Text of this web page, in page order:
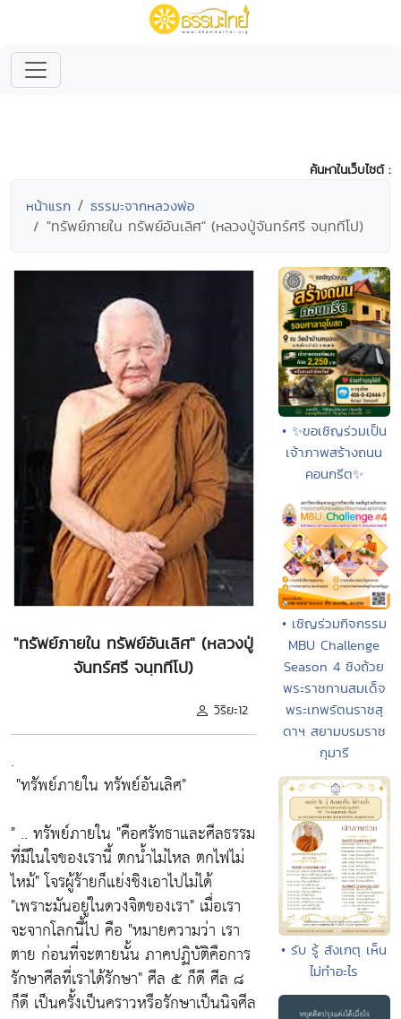
ค้นหาในเว็บไซต์ :
หน้าแรก ธรรมะจากหลวงพ่อ
"ทรัพย์ภายใน ทรัพย์อันเลิศ" (หลวงปู่จันทร์ศรี จนฺททีโป)
"ทรัพย์ภายใน ทรัพย์อันเลิศ" (หลวงปู่
จันทร์ศรี จนฺททีโป)
วิริยะ12
.
"ทรัพย์ภายใน ทรัพย์อันเลิศ"
" .. ทรัพย์ภายใน "คือศรัทธาและศีลธรรม
ที่มีในใจของเรานี้ ตกน้ำไม่ไหล ตกไฟไม่
ไหม้"โจรผู้ร้ายก็แย่งชิงเอาไปไม่ได้
"เพราะมันอยู่ในดวงจิตของเรา" เมื่อเรา
จะจากโลกนี้ไป คือ "หมายความว่า เรา
ตาย ก่อนที่จะตายนั้น ภาคปฏิบัติคือการ
รักษาศีลที่เราได้รักษา"ศีล ๕ ก็ดี ศีล ๘
ก็ดี เป็นครั้งเป็นคราวหรือรักษาเป็นนิจศีล
• ✨ขอเชิญร่วมเป็น
เจ้าภาพสร้างถนน
คอนกรีต✨
• เชิญร่วมกิจกรรม
MBU Challenge
Season 4 ชิงถ้วย
พระราชทานสมเด็จ
พระเทพรัตนราชสุ
ดาฯ สยามบรมราช
กุมารี
• รับ รู้ สังเกตุ เห็น
ไม่ทำอะไร